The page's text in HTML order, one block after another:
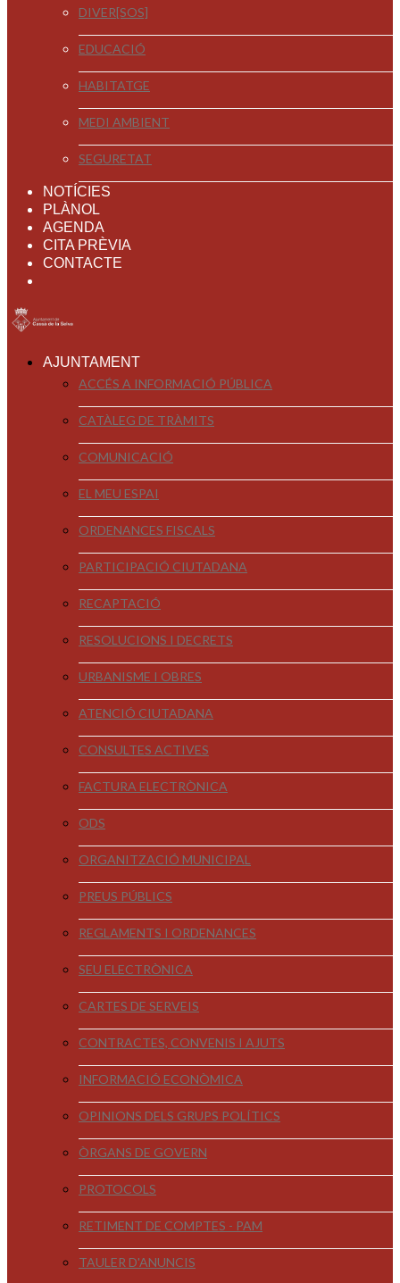
DIVER[SOS]
EDUCACIÓ
HABITATGE
MEDI AMBIENT
SEGURETAT
NOTÍCIES
PLÀNOL
AGENDA
CITA PRÈVIA
CONTACTE
AJUNTAMENT
ACCÉS A INFORMACIÓ PÚBLICA
CATÀLEG DE TRÀMITS
COMUNICACIÓ
EL MEU ESPAI
ORDENANCES FISCALS
PARTICIPACIÓ CIUTADANA
RECAPTACIÓ
RESOLUCIONS I DECRETS
URBANISME I OBRES
ATENCIÓ CIUTADANA
CONSULTES ACTIVES
FACTURA ELECTRÒNICA
ODS
ORGANITZACIÓ MUNICIPAL
PREUS PÚBLICS
REGLAMENTS I ORDENANCES
SEU ELECTRÒNICA
CARTES DE SERVEIS
CONTRACTES, CONVENIS I AJUTS
INFORMACIÓ ECONÒMICA
OPINIONS DELS GRUPS POLÍTICS
ÒRGANS DE GOVERN
PROTOCOLS
RETIMENT DE COMPTES - PAM
TAULER D'ANUNCIS